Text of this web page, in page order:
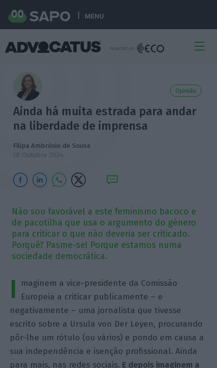
MENU
Opinião
Ainda há muita estrada para andar
na liberdade de imprensa
Filipa Ambrósio de Sousa
18 Outubro 2024
Não sou favorável a este feminismo bacoco e
de pacotilha que usa o argumento do género
para criticar o que não deveria ser criticado.
Porquê? Pasme-se! Porque estamos numa
sociedade democrática.
I
maginem a vice-presidente da Comissão
Europeia a criticar publicamente – e
negativamente – uma jornalista que tivesse
escrito sobre a Ursula von Der Leyen, procurando
pôr-lhe um rótulo (ou vários) e pondo em causa a
sua independência e isenção profissional. Ainda
para mais, nas redes sociais. E depois imaginem a